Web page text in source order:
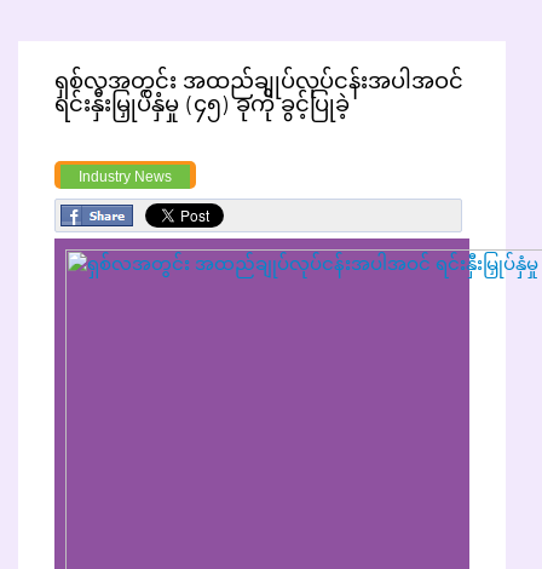
ရှစ်လအတွင်း အထည်ချုပ်လုပ်ငန်းအပါအဝင်
ရင်းနှီးမြှုပ်နှံမှု (၄၅) ခုကို ခွင့်ပြုခဲ့
Industry News